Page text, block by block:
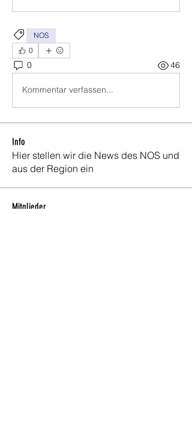
NOS
0
0 46
Kommentar verfassen...
Info
Hier stellen wir die News des NOS und
aus der Region ein
Mitglieder